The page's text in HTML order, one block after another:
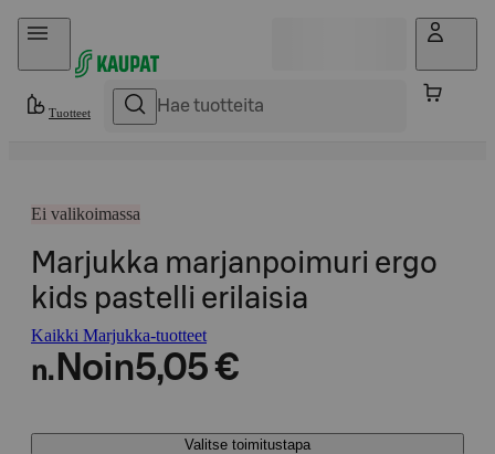
Hyppää sisältöön
Tuotteet
Ei valikoimassa
Marjukka marjanpoimuri ergo
kids pastelli erilaisia
Kaikki Marjukka-tuotteet
n. Noin5,05 €
Valitse toimitustapa